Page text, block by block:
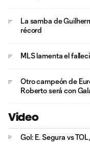
La samba de
récord
MLS lamenta el
Otro campeón de
Roberto será con
Video
Gol: E. Segura vs